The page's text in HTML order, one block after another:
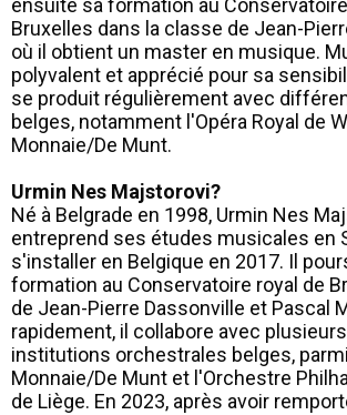
ensuite sa formation au
Bruxelles dans la classe de Jean-
où il obtient un master en musique.
polyvalent et apprécié pour sa
se produit régulièrement avec
belges, notamment l'Opéra Royal de
Monnaie/De Munt.
Urmin Nes Majstorovi?
Né à Belgrade en 1998, Urmin Nes
entreprend ses études musicales en
s'installer en Belgique en 2017. Il
formation au Conservatoire royal de
de Jean-Pierre Dassonville et Pascal
rapidement, il collabore avec
institutions orchestrales belges,
Monnaie/De Munt et l'Orchestre
de Liège. En 2023, après avoir